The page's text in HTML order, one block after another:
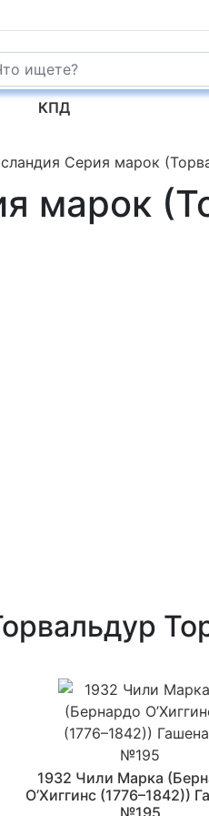
КПД
Серия марок
марок
1932 Чили Марка
О’Хиггинс (1776–1842))
№195